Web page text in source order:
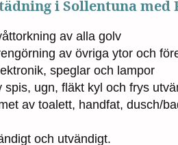
i Sollentuna med
av alla golv
av övriga ytor och
speglar och lampor
spis, ugn, fläkt kyl och frys
av toalett, handfat, dusch/
och utvändigt.